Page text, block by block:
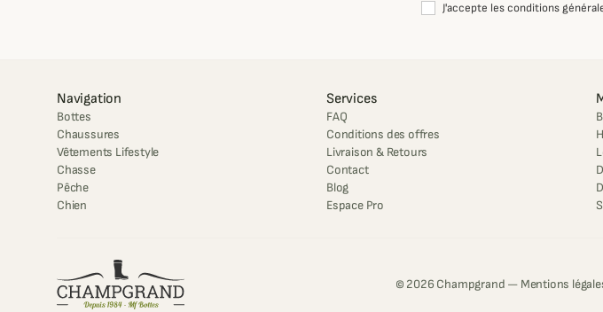
J'accepte les conditions
Navigation
Bottes
Chaussures
Vêtements Lifestyle
Chasse
Pêche
Chien
Services
FAQ
Conditions des offres
Livraison & Retours
Contact
Blog
Espace Pro
© 2026 Champgrand — Mentions